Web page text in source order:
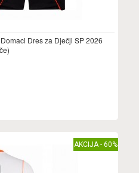
Dres za Dječji SP 2026
AKCIJA - 60%